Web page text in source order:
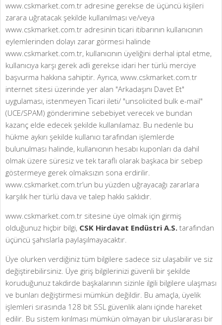
www.cskmarket.com.tr adresine gerekse de üçüncü kişileri
zarara uğratacak şekilde kullanılması ve/veya
www.cskmarket.com.tr adresinin ticari itibarının kullanıcının
eylemlerinden dolayı zarar görmesi halinde
www.cskmarket.com.tr, kullanıcının üyeliğini derhal iptal etme,
kullanıcıya karşı gerek adli gerekse idari her türlü merciye
başvurma hakkına sahiptir. Ayrıca, www.cskmarket.com.tr
internet sitesi üzerinde yer alan "Arkadaşını Davet Et"
uygulaması, istenmeyen Ticari ileti/ "unsolicited bulk e-mail"
(UCE/SPAM) gönderimine sebebiyet verecek ve bundan
kazanç elde edecek şekilde kullanılamaz. Bu nedenle bu
hükme aykırı şekilde kullanıcı tarafından işlemlerde
bulunulması halinde, kullanıcının hesabı kuponları da dahil
olmak üzere süresiz ve tek taraflı olarak başkaca bir sebep
göstermeye gerek olmaksızın sona erdirilir.
www.cskmarket.com.tr’un bu yüzden uğrayacağı zararlara
karşılık her türlü dava ve talep hakkı saklıdır.
www.cskmarket.com.tr sitesine üye olmak için girmiş
olduğunuz hiçbir bilgi, CSK Hirdavat Endüstri A.S. tarafından
üçüncü şahıslarla paylaşılmayacaktır.
Üye olurken verdiğiniz tüm bilgilere sadece siz ulaşabilir ve siz
değiştirebilirsiniz. Üye giriş bilgilerinizi güvenli bir şekilde
koruduğunuz takdirde başkalarının sizinle ilgili bilgilere ulaşması
ve bunları değiştirmesi mümkün değildir. Bu amaçla, üyelik
işlemleri sırasında 128 bit SSL güvenlik alanı içinde hareket
edilir. Bu sistem kırılması mümkün olmayan bir uluslararası bir